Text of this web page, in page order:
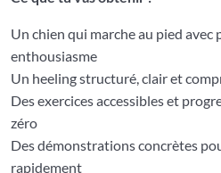
Un chien qui marche au pied avec
enthousiasme
Un heeling structuré, clair et
Des exercices accessibles et
zéro
Des démonstrations concrètes
rapidement